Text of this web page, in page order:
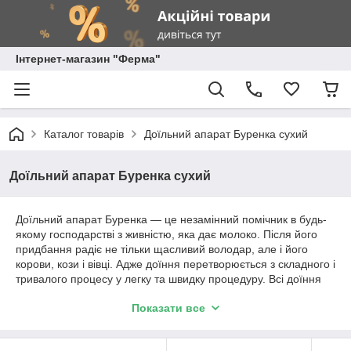
Інтернет-магазин "Ферма"
Каталог товарів Доїльний апарат Буренка сухий
Доїльний апарат Буренка сухий
Доїльний апарат Буренка — це незамінний помічник в будь-
якому господарстві з живністю, яка дає молоко. Після його
придбання радіє не тільки щасливий володар, але і його
корови, кози і вівці. Адже доїння перетворюється з складного і
тривалого процесу у легку та швидку процедуру. Всі доїння
доїльного апарату і після його відключення, коли все молочко
розмірений такт і ритм роботи доїльного апарата заспокоює
Показати все